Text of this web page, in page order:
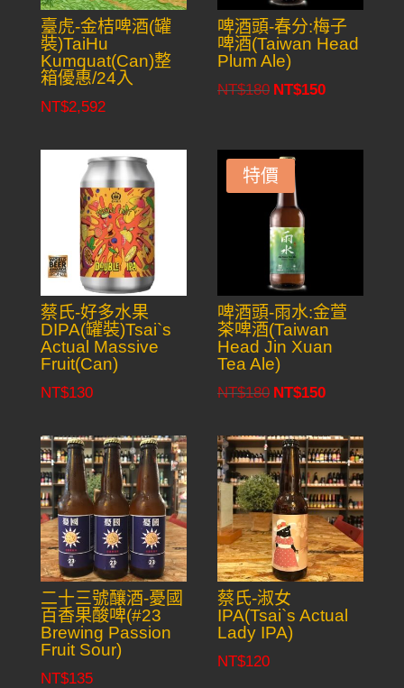
臺虎-金桔啤酒(罐
裝)TaiHu
Kumquat(Can)整
箱優惠/24入
NT$2,592
啤酒頭-春分:梅子
啤酒(Taiwan Head
Plum Ale)
NT$180 Original
NT$180.
NT$150Current
蔡氏-好多水果
DIPA(罐裝)Tsai`s
Actual Massive
Fruit(Can)
NT$130
特價
啤酒頭-雨水:金萱
茶啤酒(Taiwan
Head Jin Xuan
Tea Ale)
NT$180 Original
was:
NT$180.
NT$150Current
is:
NT$150.
二十三號釀酒-憂國
百香果酸啤(#23
Brewing Passion
Fruit Sour)
NT$135
蔡氏-淑女
IPA(Tsai`s Actual
Lady IPA)
NT$120